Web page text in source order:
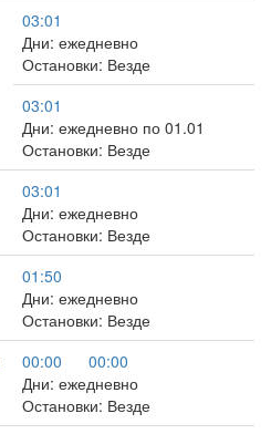
03:01
Дни: ежедневно
Остановки: Везде
03:01
Дни: ежедневно по 01.01
Остановки: Везде
03:01
Дни: ежедневно
Остановки: Везде
01:50
Дни: ежедневно
Остановки: Везде
00:00
00:00
Дни: ежедневно
Остановки: Везде